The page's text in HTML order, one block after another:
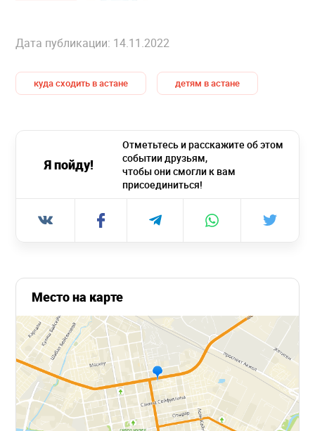
Дата публикации: 14.11.2022
куда сходить в астане детям в астане
Я пойду!
Отметьтесь и расскажите об этом
событии друзьям,
чтобы они смогли к вам
присоединиться!
Место на карте